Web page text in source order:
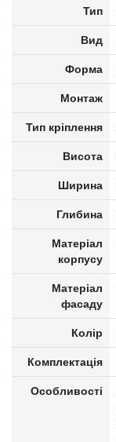
Тип
Вид
Форма
Монтаж
Тип кріплення
Висота
Ширина
Глибина
Матеріал
корпусу
Матеріал
фасаду
Колір
Комплектація
Особливості